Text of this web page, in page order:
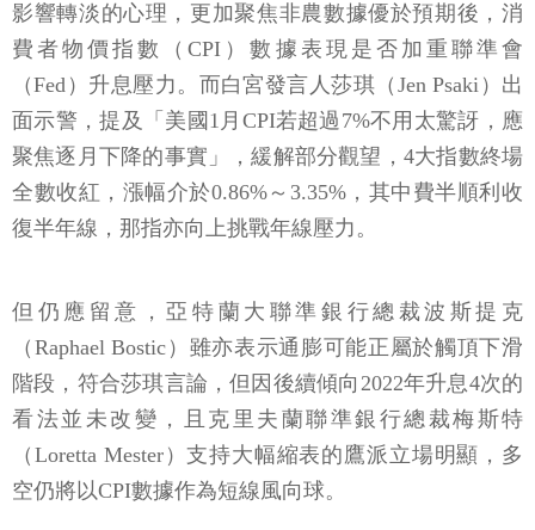
影響轉淡的心理，更加聚焦非農數據優於預期後，消
費者物價指數（CPI）數據表現是否加重聯準會
（Fed）升息壓力。而白宮發言人莎琪（Jen Psaki）出
面示警，提及「美國1月CPI若超過7%不用太驚訝，應
聚焦逐月下降的事實」，緩解部分觀望，4大指數終場
全數收紅，漲幅介於0.86%～3.35%，其中費半順利收
復半年線，那指亦向上挑戰年線壓力。
但仍應留意，亞特蘭大聯準銀行總裁波斯提克
（Raphael Bostic）雖亦表示通膨可能正屬於觸頂下滑
階段，符合莎琪言論，但因後續傾向2022年升息4次的
看法並未改變，且克里夫蘭聯準銀行總裁梅斯特
（Loretta Mester）支持大幅縮表的鷹派立場明顯，多
空仍將以CPI數據作為短線風向球。